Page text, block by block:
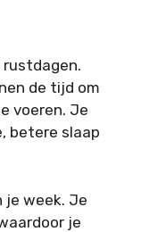
de tijd om
voeren. Je
betere slaap
je week. Je
je